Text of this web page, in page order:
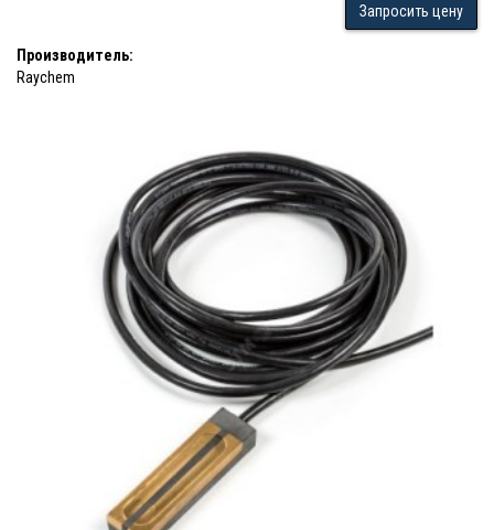
Запросить цену
Производитель:
Raychem